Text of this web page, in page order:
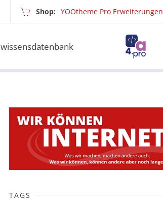
Shop: YOOtheme Pro Erweiterungen
wissensdatenbank
TAGS